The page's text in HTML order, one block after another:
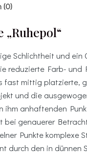
(0)
„Ruhepol“
Schlichtheit und ein
reduzierte Farb- und
fast mittig platzierte,
und die
ihm anhaftenden
bei genauerer
Punkte komplexe
durch den in dünnen